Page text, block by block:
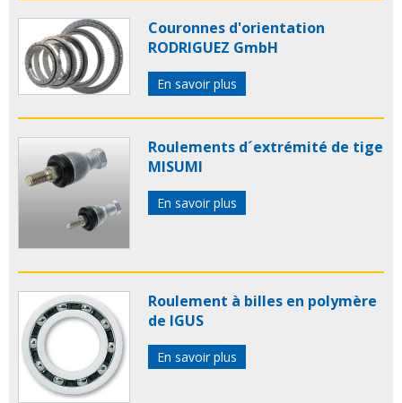
Couronnes d'orientation
RODRIGUEZ GmbH
En savoir plus
Roulements d´extrémité de tige
MISUMI
En savoir plus
Roulement à billes en polymère
de IGUS
En savoir plus